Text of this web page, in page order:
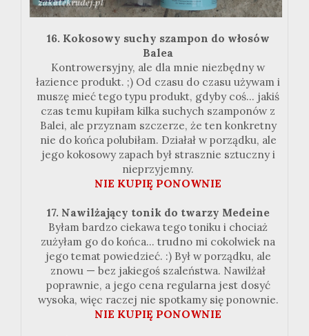
16. Kokosowy suchy szampon do włosów
Balea
Kontrowersyjny, ale dla mnie niezbędny w
łazience produkt. ;) Od czasu do czasu używam i
muszę mieć tego typu produkt, gdyby coś... jakiś
czas temu kupiłam kilka suchych szamponów z
Balei, ale przyznam szczerze, że ten konkretny
nie do końca polubiłam. Działał w porządku, ale
jego kokosowy zapach był strasznie sztuczny i
nieprzyjemny.
NIE KUPIĘ PONOWNIE
17. Nawilżający tonik do twarzy Medeine
Byłam bardzo ciekawa tego toniku i chociaż
zużyłam go do końca... trudno mi cokolwiek na
jego temat powiedzieć. :) Był w porządku, ale
znowu — bez jakiegoś szaleństwa. Nawilżał
poprawnie, a jego cena regularna jest dosyć
wysoka, więc raczej nie spotkamy się ponownie.
NIE KUPIĘ PONOWNIE